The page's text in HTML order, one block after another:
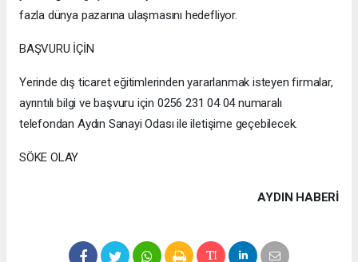
fazla dünya pazarına ulaşmasını hedefliyor.
BAŞVURU İÇİN
Yerinde dış ticaret eğitimlerinden yararlanmak isteyen firmalar,
ayrıntılı bilgi ve başvuru için 0256 231 04 04 numaralı
telefondan Aydın Sanayi Odası ile iletişime geçebilecek.
SÖKE OLAY
AYDIN HABERİ